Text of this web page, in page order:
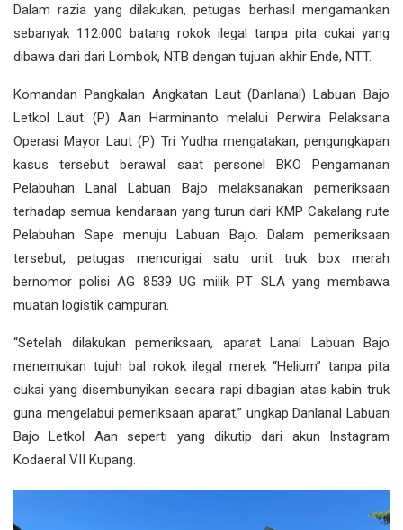
Dalam razia yang dilakukan, petugas berhasil mengamankan
sebanyak 112.000 batang rokok ilegal tanpa pita cukai yang
dibawa dari dari Lombok, NTB dengan tujuan akhir Ende, NTT.
Komandan Pangkalan Angkatan Laut (Danlanal) Labuan Bajo
Letkol Laut (P) Aan Harminanto melalui Perwira Pelaksana
Operasi Mayor Laut (P) Tri Yudha mengatakan, pengungkapan
kasus tersebut berawal saat personel BKO Pengamanan
Pelabuhan Lanal Labuan Bajo melaksanakan pemeriksaan
terhadap semua kendaraan yang turun dari KMP Cakalang rute
Pelabuhan Sape menuju Labuan Bajo. Dalam pemeriksaan
tersebut, petugas mencurigai satu unit truk box merah
bernomor polisi AG 8539 UG milik PT SLA yang membawa
muatan logistik campuran.
“Setelah dilakukan pemeriksaan, aparat Lanal Labuan Bajo
menemukan tujuh bal rokok ilegal merek “Helium” tanpa pita
cukai yang disembunyikan secara rapi dibagian atas kabin truk
guna mengelabui pemeriksaan aparat,” ungkap Danlanal Labuan
Bajo Letkol Aan seperti yang dikutip dari akun Instagram
Kodaeral VII Kupang.